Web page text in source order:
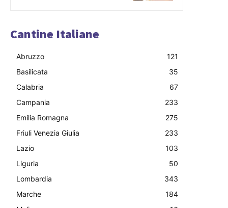
Cantine Italiane
Abruzzo
121
Basilicata
35
Calabria
67
Campania
233
Emilia Romagna
275
Friuli Venezia Giulia
233
Lazio
103
Liguria
50
Lombardia
343
Marche
184